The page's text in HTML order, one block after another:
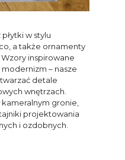
w stylu
a także ornamenty
inspirowane
– nasze
detale
wnętrzach.
kameralnym gronie,
projektowania
i ozdobnych.